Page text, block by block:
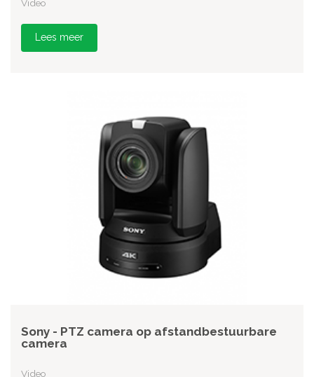
Video
Lees meer
Sony - PTZ camera op afstandbestuurbare
camera
Video